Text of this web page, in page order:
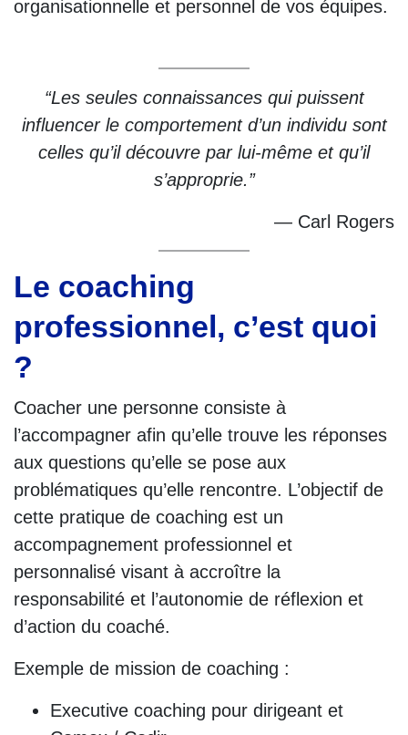
organisationnelle et personnel de vos équipes.
“Les seules connaissances qui puissent
influencer le comportement d’un individu sont
celles qu’il découvre par lui-même et qu’il
s’approprie.”
— Carl Rogers
Le coaching
professionnel, c’est quoi
?
Coacher une personne consiste à
l’accompagner afin qu’elle trouve les réponses
aux questions qu’elle se pose aux
problématiques qu’elle rencontre. L’objectif de
cette pratique de coaching est un
accompagnement professionnel et
personnalisé visant à accroître la
responsabilité et l’autonomie de réflexion et
d’action du coaché.
Exemple de mission de coaching :
Executive coaching pour dirigeant et